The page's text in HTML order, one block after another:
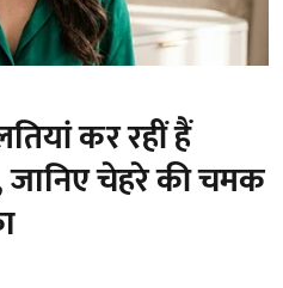
कर रहीं हैं
चेहरे की चमक